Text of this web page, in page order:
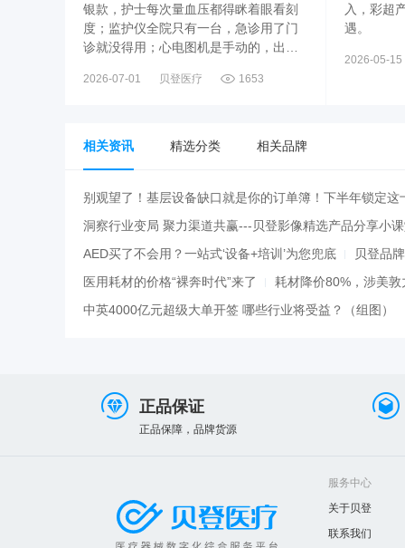
银款，护士每次量血压都得眯着眼看刻
度；监护仪全院只有一台，急诊用了门
诊就没得用；心电图机是手动的，出图
看、用手电照”；慢病筛查？肺功能没设
紫外线灯，人不能在场，时间到了也忘
2026-07-01 贝登医疗 1653
入，彩超
遇。
2026-05-15
相关资讯 精选分类 相关品牌
别观望了！基层设备缺口就是你的订单簿！下半年锁定
洞察行业变局 聚力渠道共赢---贝登影像精选产品分享小
AED买了不会用？一站式‘设备+培训’为您兜底
贝登品
医用耗材的价格“裸奔时代”来了
耗材降价80%，涉美
中英4000亿元超级大单开签 哪些行业将受益？（组图）
正品保证
正品保障，品牌货源
服务中心
关于贝登
联系我们